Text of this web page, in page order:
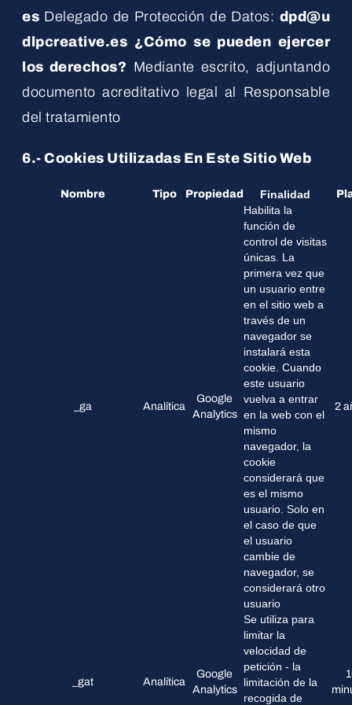
es Delegado de Protección de Datos: dpd@u
dlpcreative.es ¿Cómo se pueden ejercer
los derechos? Mediante escrito, adjuntando
documento acreditativo legal al Responsable
del tratamiento
6.- Cookies Utilizadas En Este Sitio Web
Nombre Tipo Propiedad Finalidad
_ga Analítica
Google
Analytics
Habilita la
función de
control de visitas
únicas. La
primera vez que
un usuario entre
en el sitio web a
través de un
navegador se
instalará esta
cookie. Cuando
este usuario
vuelva a entrar
en la web con el
mismo
navegador, la
cookie
considerará que
es el mismo
usuario. Solo en
el caso de que
el usuario
cambie de
navegador, se
considerará otro
usuario
2
_gat Analítica
Google
Analytics
Se utiliza para
limitar la
velocidad de
petición - la
limitación de la
recogida de